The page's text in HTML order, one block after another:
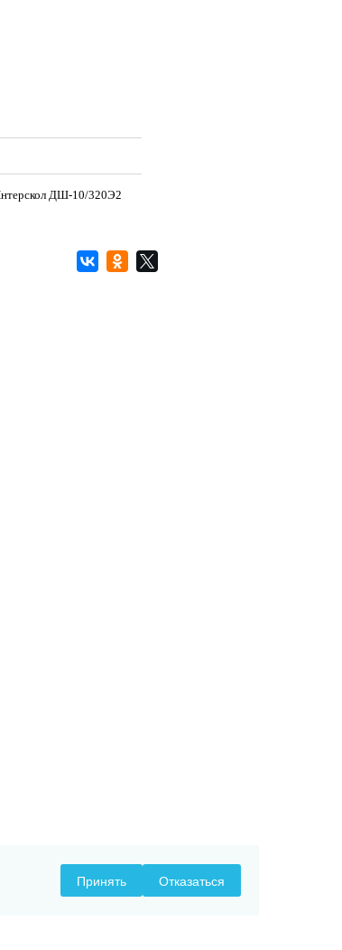
ДШ-10/320Э2
Принять Отказаться